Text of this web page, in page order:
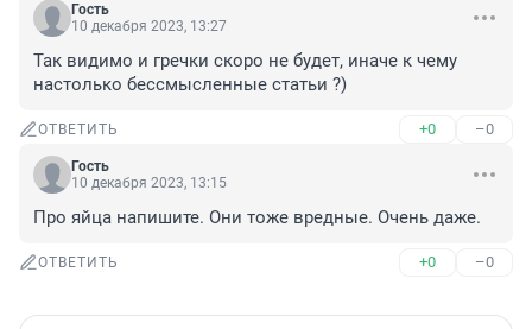
Гость
10 декабря 2023, 13:27
Так видимо и гречки скоро не будет, иначе к чему
настолько бессмысленные статьи ?)
ОТВЕТИТЬ +0 –0
Гость
10 декабря 2023, 13:15
Про яйца напишите. Они тоже вредные. Очень даже.
ОТВЕТИТЬ +0 –0